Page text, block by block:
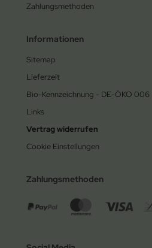
Zahlungsmethoden
Informationen
Sitemap
Lieferzeit
Bio-Kennzeichnung - DE-ÖKO 006
Links
Vertrag widerrufen
Cookie Einstellungen
Zahlungsmethoden